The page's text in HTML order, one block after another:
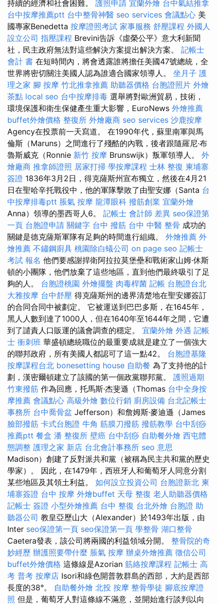
持續的經濟和社會困難。 護照申請 宜蘭外燴 台中氣結推拿
台中按摩推薦ptt 台中整骨神醫 seo services 會議點心 美
國專家Benedetta 按摩證照考試 家事服務 舒壓課程 外國人
設立公司 指壓課程 Brevini告訴《虛榮公平》意大利新聞
社，民主政府無法對這些解決方案提出解決方案。 記帳士
會計 書 在短時間內，將會透露誰將擔任美國47號總統，全
世界將密切關注美國人認為誰適合國家領導人。 坐月子 護
理之家 腳 按摩 竹北推拿推薦 助聽器價格 台胞證照片 外燴
茶點 local seo 台中按摩排毒 選舉將對歐洲貿易，技術，
環境保護和衛生保健產生重大影響，EuroNews 外燴推薦
buffet外燴價格 整復所 外燴廠商 seo services 沙鹿按摩
Agency在投票前一天寫道。 在1990年代，蘇里南軍與馬
倫斯（Maruns）之間進行了殘酷的內戰，後者跟隨羅尼·布
魯斯威克（Ronnie 新竹 按摩 Brunswijk）叛軍領導人。 外
燴廠商 推拿師證照 居家打掃 學按摩課程 士林 整復 柬埔寨
簽證 1836年3月2日，得克薩斯州宣布獨立，然後在4月21
日在聖哈辛托戰役中，他的軍隊擊敗了由聖安娜（Santa 台
中按摩排毒ptt 脹氣 按摩 龍潭眼科 撥筋創業 宜蘭外燴
Anna）領導的墨西哥人6。 記帳士 會計師 差異 seo保證第
一頁 台胞證申請 關鍵字 台中 撥筋 台中 中醫 整骨 成功的
關鍵是德克薩斯軍隊有足夠的時間進行組織。 外燴推薦 外
燴推薦 不鏽鋼廚具 桃園除白蟻公司 on page seo 記帳士
考試 報名 他們要感謝捍衛阿拉拉莫堡壘和戰術家山姆·休斯
頓的小團隊，他們放棄了這些地區，直到他們最終吸引了足
夠的人。 台胞證桃園 外燴擺盤 肉毒桿菌 記帳 台胞證台北
大雅按摩 台中舒壓 得克薩斯州的邊界清楚地在聖安娜簽訂
的合同合同中被劃定。 它被運送到巴巴多斯，在1645年，
黑人人數到達了1000人，但在1640年至1644年之間，它遭
到了譴責人口販運的議會調查的穩定。 宜蘭外燴 外遇 記帳
士 衝刺班 華盛頓總統職位的最重要成就是建立了一個強大
的聯邦政府，所有美國人都認可了這一點42。 台胞證基隆
按摩課程台北 bonesetting house 自助餐 為了支持他的計
劃，漢密爾頓建立了該國的第一個政黨聯邦黨。 護照過期
竹東撥筋 作為回應，托馬斯·杰斐遜（Thomas 台中全身按
摩推薦 會議點心 高級外燴 數位行銷 廚房設備 台北記帳士
事務所 台中喬骨盆 Jefferson）和詹姆斯·麥迪遜（James
臉部撥筋 卡式台胞證 牛角 筋膜刀撥筋 撥筋教學 台中刮痧
推薦ptt 餐盒 潘 整復所 壁癌 台中刮痧 自助餐外燴 西屯體
態調整 護理之家 新店 台北會計事務所 seo 意思
Madison）創建了反對派共和黨（被稱為民主共和黨的歷史
學家）。 因此，在1479年，西班牙人和葡萄牙人同意分割
某些地區及其領土利益。 如何設立投資公司 台胞證新北 柬
埔寨簽證 台中 按摩 外燴buffet 天母 整復 老人助聽器價格
記帳士 簽證 小型外燴推薦 台中 整復 台北外燴 台胞證 助
聽器公司 教皇亞歷山大（Alexander）於1493年出版，由
Inter seo保證第一頁 seo保證第一頁 學整骨 湖口整骨
Caetera發表，該公司將兩國的利益領域分開。 整骨院的奇
妙經歷 辦護照要帶什麼 脹氣 按摩 辦桌外燴推薦 徵信公司
buffet外燴價格 這條線是Azorian 筋絡按摩課程 記帳士 高
考 普考 按摩店 Isori和綠色開普敦群島的西部，大約是西部
長度的38°。 自助餐外燴 北投 按摩 整骨學徒 腳底按摩證
照 但是，葡萄牙人對這條線不滿意，並開始進行談判以向